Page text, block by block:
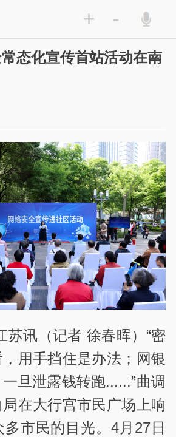
+ -
态化宣传首站活动在南
苏讯（记者 徐春晖）“密
用手挡住是办法；网银
旦泄露钱转跑......”曲调
在大行宫市民广场上响
市民的目光。4月27日